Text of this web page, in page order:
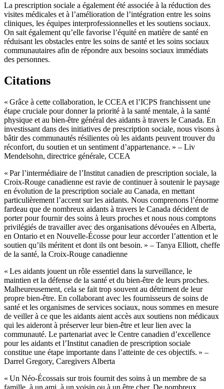
La prescription sociale a également été associée à la réduction des
visites médicales et à l’amélioration de l’intégration entre les soins
cliniques, les équipes interprofessionnelles et les soutiens sociaux.
On sait également qu’elle favorise l’équité en matière de santé en
réduisant les obstacles entre les soins de santé et les soins sociaux
communautaires afin de répondre aux besoins sociaux immédiats
des personnes.
Citations
« Grâce à cette collaboration, le CCEA et l’ICPS franchissent une
étape cruciale pour donner la priorité à la santé mentale, à la santé
physique et au bien-être général des aidants à travers le Canada. En
investissant dans des initiatives de prescription sociale, nous visons à
bâtir des communautés résilientes où les aidants peuvent trouver du
réconfort, du soutien et un sentiment d’appartenance. » – Liv
Mendelsohn, directrice générale, CCEA
« Par l’intermédiaire de l’Institut canadien de prescription sociale, la
Croix-Rouge canadienne est ravie de continuer à soutenir le paysage
en évolution de la prescription sociale au Canada, en mettant
particulièrement l’accent sur les aidants. Nous comprenons l’énorme
fardeau que de nombreux aidants à travers le Canada décident de
porter pour fournir des soins à leurs proches et nous nous comptons
privilégiés de travailler avec des organisations dévouées en Alberta,
en Ontario et en Nouvelle-Écosse pour leur accorder l’attention et le
soutien qu’ils méritent et dont ils ont besoin. » – Tanya Elliott, cheffe
de la santé, la Croix-Rouge canadienne
« Les aidants jouent un rôle essentiel dans la surveillance, le
maintien et la défense de la santé et du bien-être de leurs proches.
Malheureusement, cela se fait trop souvent au détriment de leur
propre bien-être. En collaborant avec les fournisseurs de soins de
santé et les organismes de services sociaux, nous sommes en mesure
de veiller à ce que les aidants aient accès aux soutiens non médicaux
qui les aideront à préserver leur bien-être et leur lien avec la
communauté. Le partenariat avec le Centre canadien d’excellence
pour les aidants et l’Institut canadien de prescription sociale
constitue une étape importante dans l’atteinte de ces objectifs. » –
Darrel Gregory, Caregivers Alberta
« Un Néo-Écossais sur trois fournit des soins à un membre de sa
famille, à un ami, à un voisin ou à un être cher. De nombreux